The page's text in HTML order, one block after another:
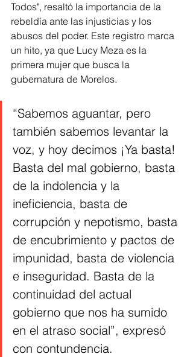
Todos", resaltó la importancia de la
rebeldía ante las injusticias y los
abusos del poder. Este registro marca
un hito, ya que Lucy Meza es la
primera mujer que busca la
gubernatura de Morelos.
“Sabemos aguantar, pero
también sabemos levantar la
voz, y hoy decimos ¡Ya basta!
Basta del mal gobierno, basta
de la indolencia y la
ineficiencia, basta de
corrupción y nepotismo, basta
de encubrimiento y pactos de
impunidad, basta de violencia
e inseguridad. Basta de la
continuidad del actual
gobierno que nos ha sumido
en el atraso social”, expresó
con contundencia.